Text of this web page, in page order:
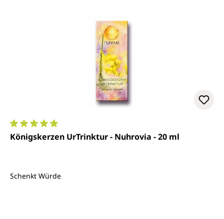
Durchschnittliche Bewertung von 5 von 5 Sternen
Königskerzen UrTrinktur - Nuhrovia - 20 ml
Schenkt Würde